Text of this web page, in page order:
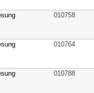
010758
010764
010788